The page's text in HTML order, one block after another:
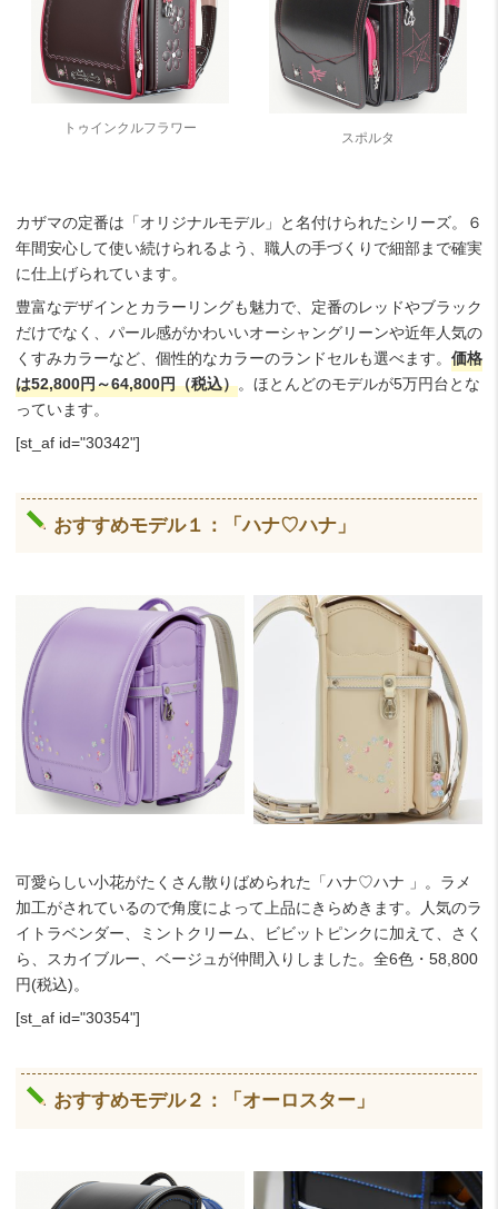
トゥインクルフラワー
スポルタ
カザマの定番は「オリジナルモデル」と名付けられたシリーズ。６
年間安心して使い続けられるよう、職人の手づくりで細部まで確実
に仕上げられています。
豊富なデザインとカラーリングも魅力で、定番のレッドやブラック
だけでなく、パール感がかわいいオーシャングリーンや近年人気の
くすみカラーなど、個性的なカラーのランドセルも選べます。 価格
は52,800円～64,800円（税込）。ほとんどのモデルが5万円台とな
っています。
[st_af id="30342"]
おすすめモデル１：「ハナ♡ハナ」
可愛らしい小花がたくさん散りばめられた「ハナ♡ハナ
」。ラメ
加工がされているので角度によって上品にきらめきます。人気のラ
イトラベンダー、ミントクリーム、ビビットピンクに加えて、さく
ら、スカイブルー、ベージュが仲間入りしました。全6色・58,800
円(税込)。
[st_af id="30354"]
おすすめモデル２：「オーロスター」